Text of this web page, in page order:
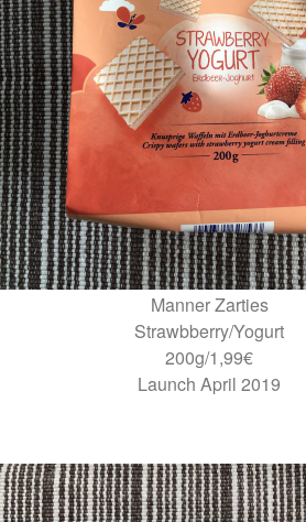
Manner Zarties
Strawbberry/Yogurt
200g/1,99€
Launch April 2019